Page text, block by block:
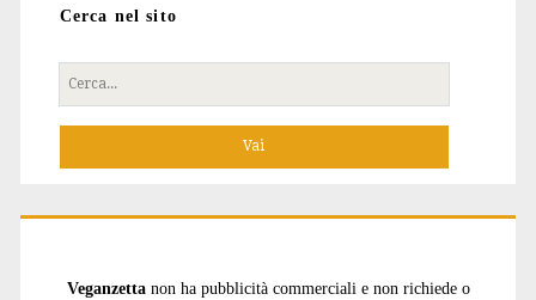
Cerca nel sito
Cerca
per:
Veganzetta non ha pubblicità commerciali e non richiede o